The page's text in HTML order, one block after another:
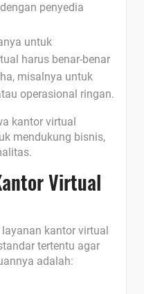
penyedia
untuk
harus benar-benar
misalnya untuk
operasional ringan.
kantor virtual
mendukung bisnis,
Virtual
kantor virtual
tertentu agar
adalah: